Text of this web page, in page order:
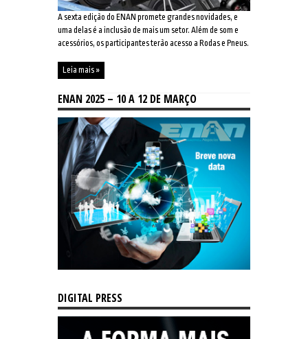
A sexta edição do ENAN promete grandes novidades, e
uma delas é a inclusão de mais um setor. Além de som e
acessórios, os participantes terão acesso a Rodas e Pneus.
Leia mais »
ENAN 2025 – 10 A 12 DE MARÇO
DIGITAL PRESS